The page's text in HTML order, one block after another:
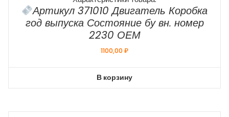
Артикул 371010 Двигатель Коробка
год выпуска Состояние бу вн. номер
2230 ОЕМ
1100,00₽
В корзину